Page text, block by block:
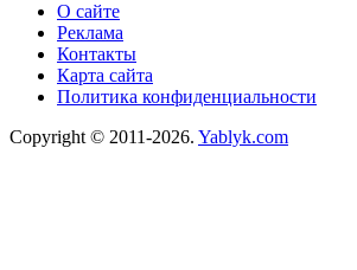
О сайте
Реклама
Контакты
Карта сайта
Политика конфиденциальности
Copyright © 2011-2026. Yablyk.сom